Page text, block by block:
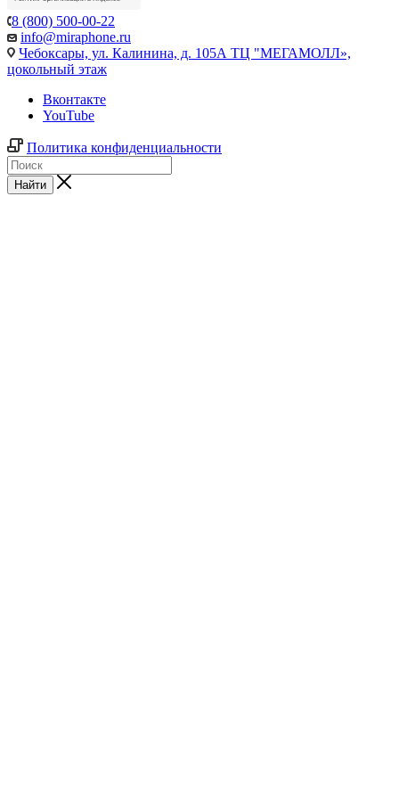
8 (800) 500-00-22
info@miraphone.ru
Чебоксары, ул. Калинина, д. 105А ТЦ "МЕГАМОЛЛ»,
цокольный этаж
Вконтакте
YouTube
Политика конфиденциальности
Найти